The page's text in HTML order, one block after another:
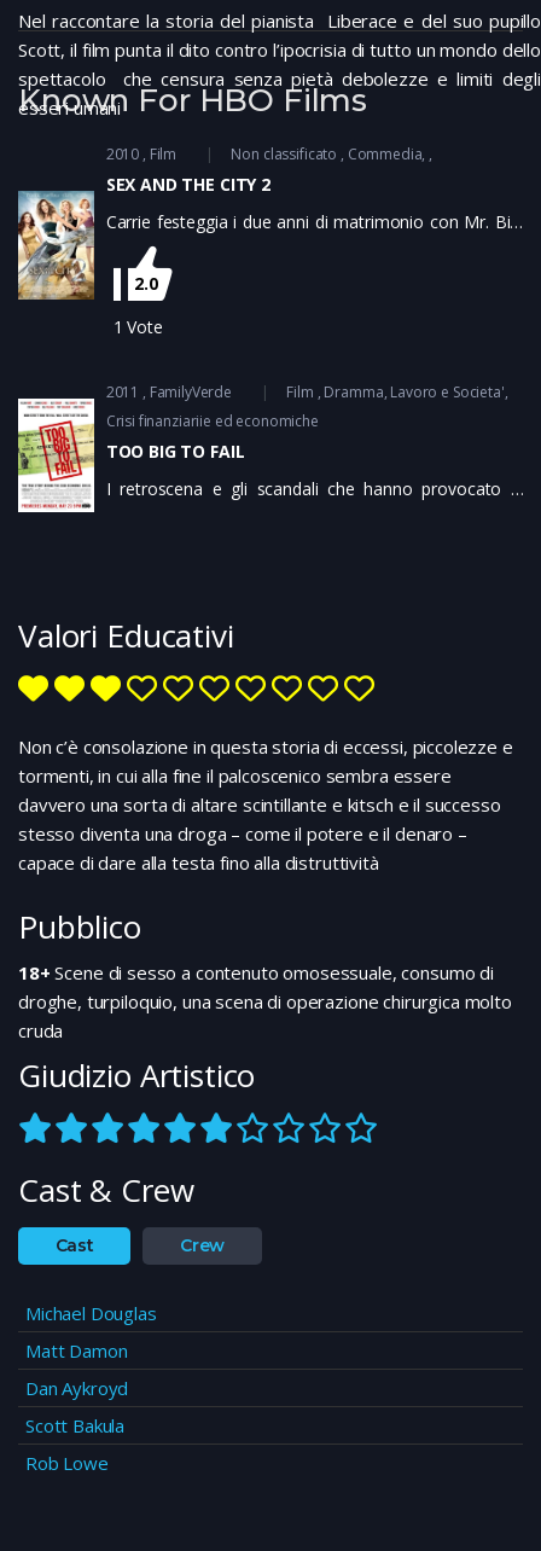
Nel raccontare la storia del pianista Liberace e del suo pupillo
Scott, il film punta il dito contro l’ipocrisia di tutto un mondo dello
spettacolo che censura senza pietà debolezze e limiti degli
esseri umani
Known For HBO Films
2010 Film Non classificato Commedia
SEX AND THE CITY 2
Carrie festeggia i due anni di matrimonio con Mr. Big,
ma sente che il tempo, tra una scarpa sul divano e
una serata a guardare la tv, sta facendo perdere al
loro rapporto il suo “scintillio”; Samantha affronta la
menopausa a colpi di creme e ormoni; Miranda fatica
figlie che pure ha tanto voluto e comincia a temere
anche la sua tata troppo sexy. Un viaggio super lusso
ad Abu Dabi, pagato da uno sceicco in cerca di
dell’amicizia tra le quattro “ragazze” e dare a tutte il
2.0
1 Vote
2011 FamilyVerde Film Dramma Lavoro e Societa'
Crisi finanziariie ed economiche
TOO BIG TO FAIL
I retroscena e gli scandali che hanno provocato la
Valori Educativi
Non c’è consolazione in questa storia di eccessi, piccolezze e
tormenti, in cui alla fine il palcoscenico sembra essere
davvero una sorta di altare scintillante e kitsch e il successo
stesso diventa una droga – come il potere e il denaro –
capace di dare alla testa fino alla distruttività
Pubblico
18+ Scene di sesso a contenuto omosessuale, consumo di
droghe, turpiloquio, una scena di operazione chirurgica molto
cruda
Giudizio Artistico
Cast & Crew
Cast Crew
Michael Douglas
Matt Damon
Dan Aykroyd
Scott Bakula
Rob Lowe